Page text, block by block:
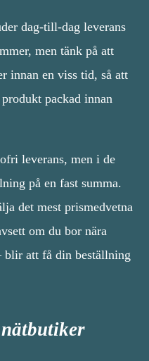
dag-till-dag leverans
men tänk på att
innan en viss tid, så att
packad innan
leverans, men i de
på en fast summa.
det mest prismedvetna
om du bor nära
blir att få din beställning